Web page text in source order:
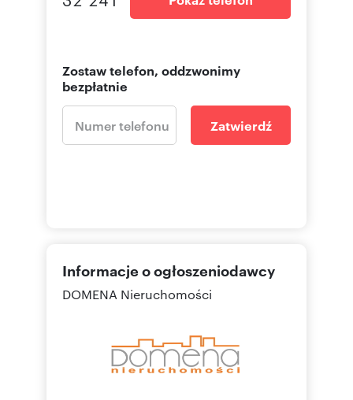
Zostaw telefon, oddzwonimy
bezpłatnie
Zatwierdź
Informacje o ogłoszeniodawcy
DOMENA Nieruchomości